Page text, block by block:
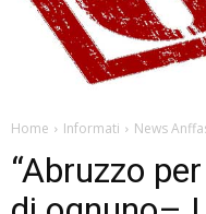
Home Informati News
“Abruzzo